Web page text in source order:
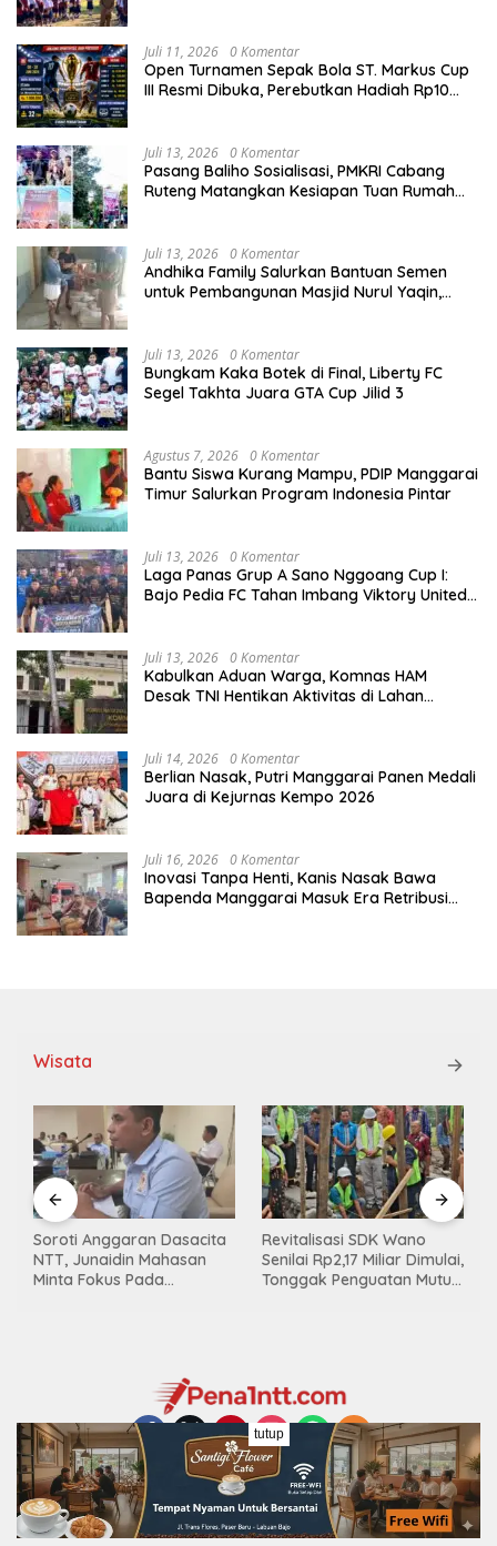
Juli 11, 2026 0 Komentar
Open Turnamen Sepak Bola ST. Markus Cup
III Resmi Dibuka, Perebutkan Hadiah Rp10
Juli 13, 2026 0 Komentar
Pasang Baliho Sosialisasi, PMKRI Cabang
Ruteng Matangkan Kesiapan Tuan Rumah
Juli 13, 2026 0 Komentar
Andhika Family Salurkan Bantuan Semen
untuk Pembangunan Masjid Nurul Yaqin,
Juli 13, 2026 0 Komentar
Bungkam Kaka Botek di Final, Liberty FC
Segel Takhta Juara GTA Cup Jilid 3
Agustus 7, 2026 0 Komentar
Bantu Siswa Kurang Mampu, PDIP Manggarai
Timur Salurkan Program Indonesia Pintar
Juli 13, 2026 0 Komentar
Laga Panas Grup A Sano Nggoang Cup I:
Bajo Pedia FC Tahan Imbang Viktory United
Juli 13, 2026 0 Komentar
Kabulkan Aduan Warga, Komnas HAM
Desak TNI Hentikan Aktivitas di Lahan
Juli 14, 2026 0 Komentar
Berlian Nasak, Putri Manggarai Panen Medali
Juara di Kejurnas Kempo 2026
Juli 16, 2026 0 Komentar
Inovasi Tanpa Henti, Kanis Nasak Bawa
Bapenda Manggarai Masuk Era Retribusi
Wisata
Soroti Anggaran Dasacita
NTT, Junaidin Mahasan
Minta Fokus Pada
Revitalisasi SDK Wano
Senilai Rp2,17 Miliar Dimulai,
Tonggak Penguatan Mutu
Copyright © 2025 Pena1ntt.com - Created By FEC Hoster
tutup